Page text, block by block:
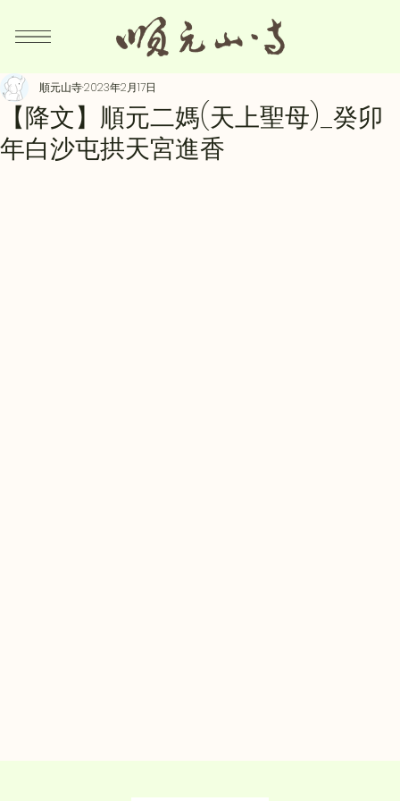
【降文】順元二媽(天上聖母)_癸卯
年白沙屯拱天宮進香
順元山寺2023年2月17日